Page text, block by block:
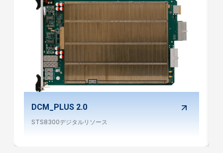
DCM_PLUS 2.0
STS8300デジタルリソース